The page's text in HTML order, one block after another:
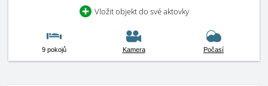
Vložit objekt do své aktovky
9 pokojů Kamera Počasí